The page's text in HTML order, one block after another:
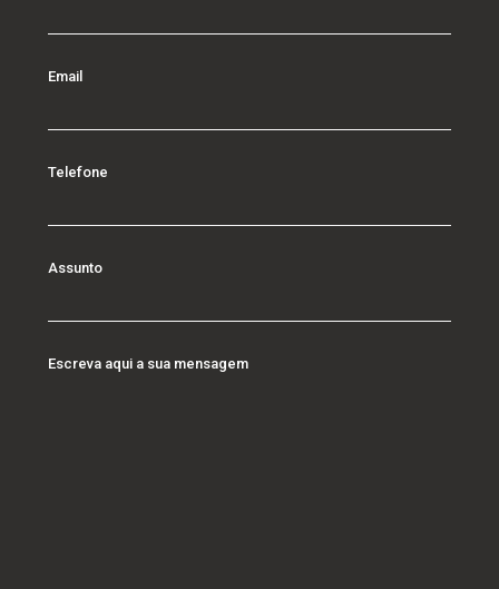
Email
Telefone
Assunto
Escreva aqui a sua mensagem